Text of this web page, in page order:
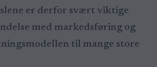
er derfor svært viktige
med markedsføring og
til mange store